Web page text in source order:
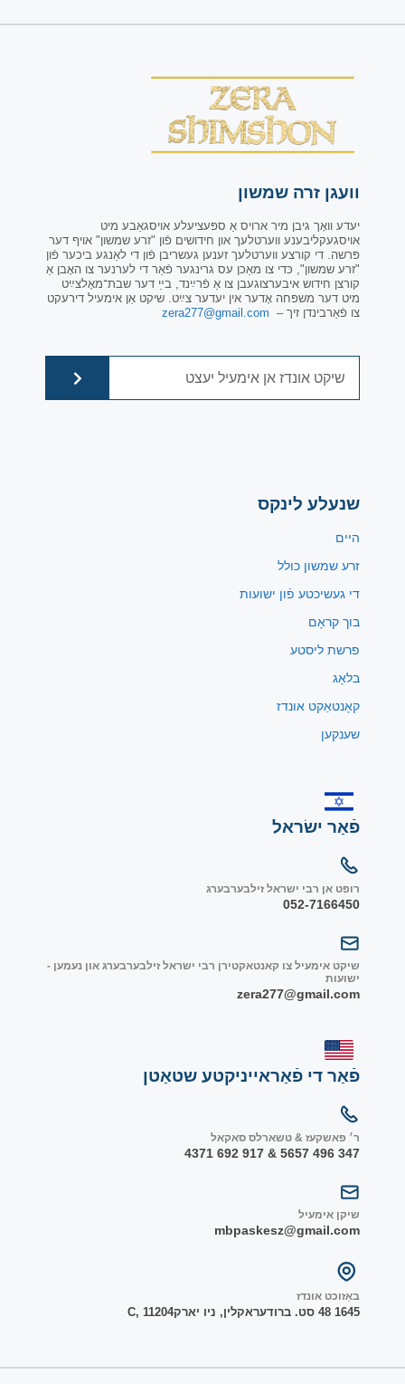
וועגן זרה שמשון
יעדע וואָך גיבן מיר ארויס אַ ספּעציעלע אויסגאַבע מיט
אויסגעקליבענע ווערטלעך און חידושים פֿון "זרע שמשון" אויף דער
פּרשה. די קורצע ווערטלעך זענען געשריבן פֿון די לאַנגע ביכער פֿון
"זרע שמשון", כּדי צו מאַכן עס גרינגער פֿאַר די לערנער צו האָבן אַ
קורצן חידוש איבערצוגעבן צו אַ פֿרײַנד, בײַ דער שבת־מאָלצײַט
מיט דער משפּחה אָדער אין יעדער צײַט. שיקט אַן אימעיל דירעקט
צו פֿאַרבינדן זיך – zera277@gmail.com
שנעלע לינקס
היים
זרע שמשון כולל
די געשיכטע פֿון ישועות
בוך קראָם
פרשת ליסטע
בלאָג
קאָנטאַקט אונדז
שענקען
פֿאַר ישׂראל
רופט אן רבי ישראל זילבערבערג
052-7166450
שיקט אימעיל צו קאנטאקטירן רבי ישראל זילבערבערג און נעמען -
ישועות
zera277@gmail.com
פֿאַר די פֿאַראייניקטע שטאַטן
ר׳ פאשקעז & טשארלס סאקאל
347 496 5657 & 917 692 4371
שיקן אימעיל
mbpaskesz@gmail.com
באַזוכט אונדז
1645 48 סט. ברודער אקלין, ניו יארק C, 11204